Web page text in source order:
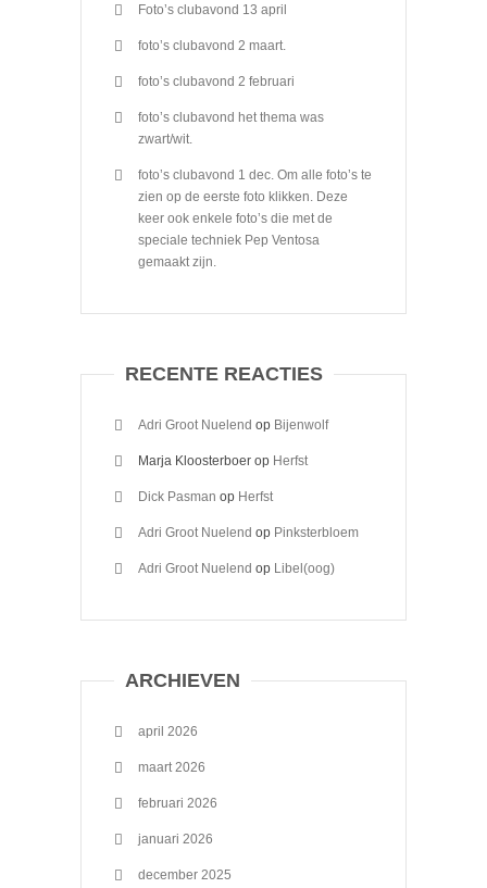
Foto’s clubavond 13 april
foto’s clubavond 2 maart.
foto’s clubavond 2 februari
foto’s clubavond het thema was
zwart/wit.
foto’s clubavond 1 dec. Om alle foto’s te
zien op de eerste foto klikken. Deze
keer ook enkele foto’s die met de
speciale techniek Pep Ventosa
gemaakt zijn.
RECENTE REACTIES
Adri Groot Nuelend op Bijenwolf
Marja Kloosterboer op Herfst
Dick Pasman op Herfst
Adri Groot Nuelend op Pinksterbloem
Adri Groot Nuelend op Libel(oog)
ARCHIEVEN
april 2026
maart 2026
februari 2026
januari 2026
december 2025